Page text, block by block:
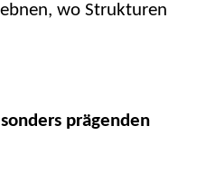
wo Strukturen
prägenden